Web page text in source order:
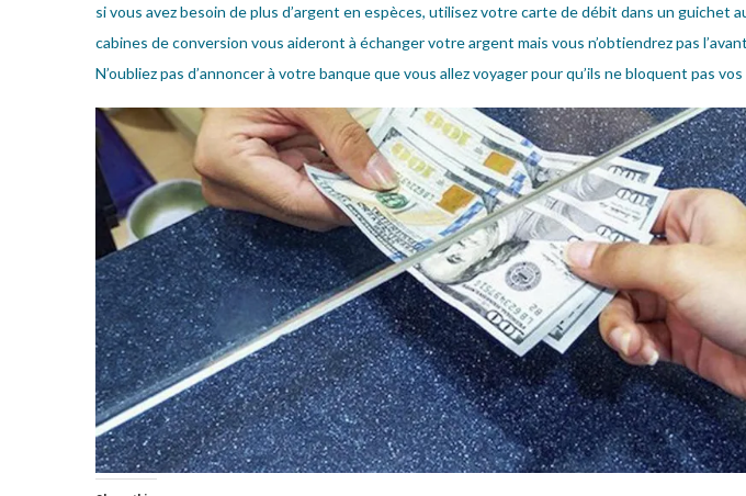
si vous avez besoin de plus d’argent en espèces, utilisez votre carte de débit dans un guichet
cabines de conversion vous aideront à échanger votre argent mais vous n’obtiendrez pas
N’oubliez pas d’annoncer à votre banque que vous allez voyager pour qu’ils ne bloquent pas